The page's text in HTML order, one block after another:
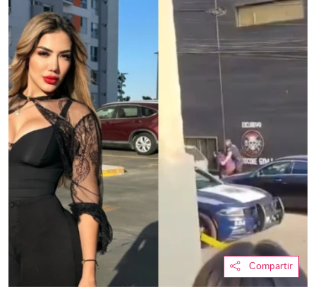
Compartir